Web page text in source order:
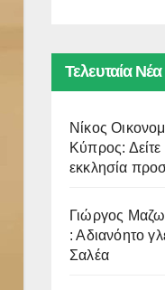
Τελευταία Νέα
Νίκος
Κύπρος:
εκκλησία
Γιώργος
: Αδιανόητο
Σαλέα